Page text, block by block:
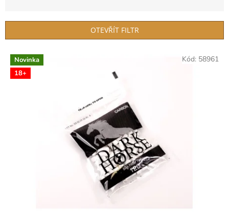
í
r
o
d
OTEVŘÍT FILTR
V
p
Novinka
18+
Kód: 58961